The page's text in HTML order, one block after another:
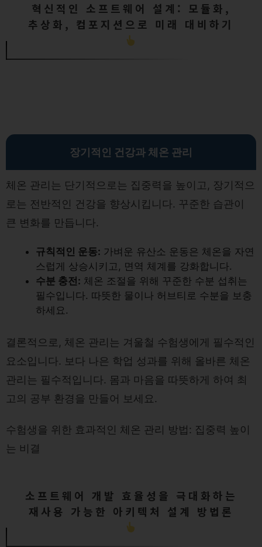
혁신적인 소프트웨어 설계: 모듈화,
추상화, 컴포지션으로 미래 대비하기
장기적인 건강과 체온 관리
체온 관리는 단기적으로는 집중력을 높이고, 장기적으
로는 전반적인 건강을 향상시킵니다. 꾸준한 습관이
큰 변화를 만듭니다.
규칙적인 운동: 가벼운 유산소 운동은 체온을 자연
스럽게 상승시키고, 면역 체계를 강화합니다.
수분 충전: 체온 조절을 위해 꾸준한 수분 섭취는
필수입니다. 따뜻한 물이나 허브티로 수분을 보충
하세요.
결론적으로, 체온 관리는 겨울철 수험생에게 필수적인
요소입니다. 보다 나은 학업 성과를 위해 올바른 체온
관리는 필수적입니다. 몸과 마음을 따뜻하게 하여 최
고의 공부 환경을 만들어 보세요.
수험생을 위한 효과적인 체온 관리 방법: 집중력 높이
는 비결
소프트웨어 개발 효율성을 극대화하는
재사용 가능한 아키텍처 설계 방법론